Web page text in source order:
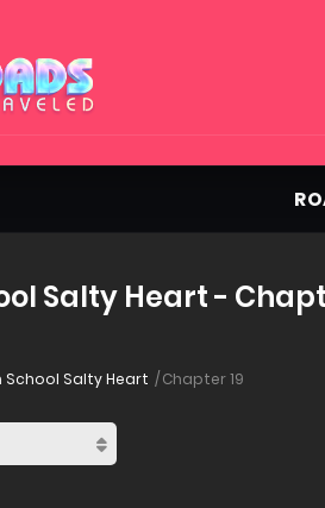
Salty Heart -
School Salty Heart Chapter 19